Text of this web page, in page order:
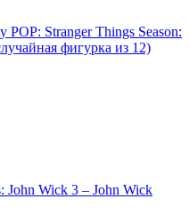
Stranger Things Season:
фигурка из 12)
John Wick 3 – John Wick